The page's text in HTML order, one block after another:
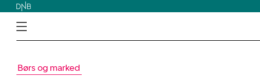
Børs og marked